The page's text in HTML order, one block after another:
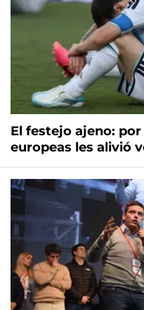
El festejo ajeno:
europeas les alivió